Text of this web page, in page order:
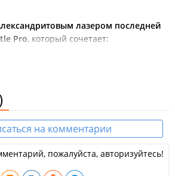
лазером последней
Pro, который сочетает:
светового потока — до 600
кожи криогеном — перед и
именно Александритовый
из эффективных в избавлении от
до 69% волос за 3 процедуры.
на комментарии
пожалуйста, авторизуйтесь!